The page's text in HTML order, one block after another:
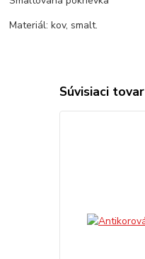
Materiál: kov, smalt.
Súvisiaci tovar